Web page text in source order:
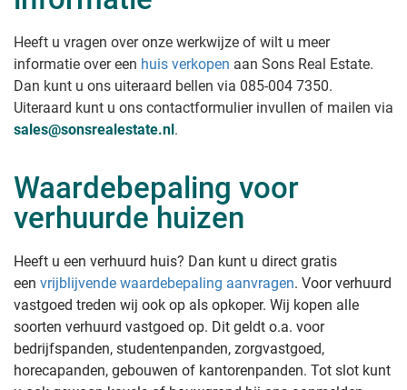
Heeft u vragen over onze werkwijze of wilt u meer
informatie over een huis verkopen aan Sons Real Estate.
Dan kunt u ons uiteraard bellen via 085-004 7350.
Uiteraard kunt u ons contactformulier invullen of mailen via
sales@sonsrealestate.nl .
Waardebepaling voor
verhuurde huizen
Heeft u een verhuurd huis? Dan kunt u direct gratis
een vrijblijvende waardebepaling aanvragen. Voor verhuurd
vastgoed treden wij ook op als opkoper. Wij kopen alle
soorten verhuurd vastgoed op. Dit geldt o.a. voor
bedrijfspanden, studentenpanden, zorgvastgoed,
horecapanden, gebouwen of kantorenpanden. Tot slot kunt